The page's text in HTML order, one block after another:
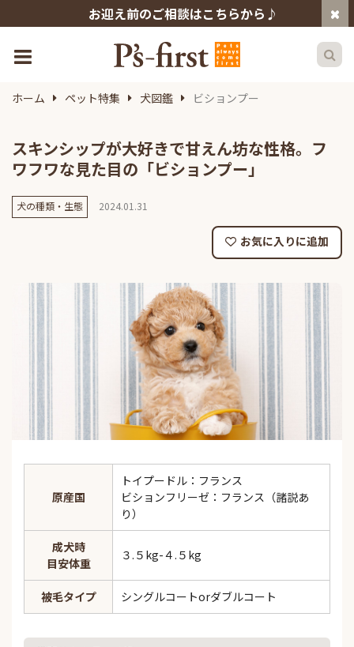
お迎え前のご相談はこちらから♪
ホーム ペット特集 犬図鑑 ビションプー
スキンシップが大好きで甘えん坊な性格。フ
ワフワな見た目の「ビションプー」
犬の種類・生態 2024.01.31
お気に入りに追加
原産国
トイプードル：フランス
ビションフリーゼ：フランス（諸説あ
り）
成犬時
目安体重
３.５kg-４.５kg
被毛タイプ シングルコートorダブルコート